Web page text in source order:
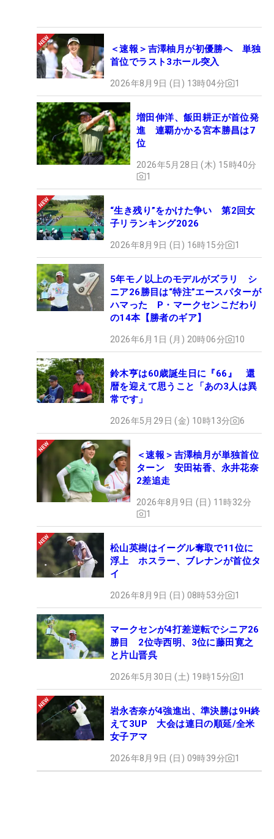
＜速報＞吉澤柚月が初優勝へ 単独
首位でラスト3ホール突入
2026年8月9日 (日) 13時04分 1
増田伸洋、飯田耕正が首位発
進 連覇かかる宮本勝昌は7
位
2026年5月28日 (木) 15時40分
1
“生き残り”をかけた争い 第2回女
子リランキング2026
2026年8月9日 (日) 16時15分 1
5年モノ以上のモデルがズラリ シ
ニア26勝目は“特注”エースパターが
ハマった P・マークセンこだわり
の14本【勝者のギア】
2026年6月1日 (月) 20時06分 10
鈴木亨は60歳誕生日に『66』 還
暦を迎えて思うこと「あの3人は異
常です」
2026年5月29日 (金) 10時13分 6
＜速報＞吉澤柚月が単独首位
ターン 安田祐香、永井花奈
2差追走
2026年8月9日 (日) 11時32分
1
松山英樹はイーグル奪取で11位に
浮上 ホスラー、ブレナンが首位タ
イ
2026年8月9日 (日) 08時53分 1
マークセンが4打差逆転でシニア26
勝目 2位寺西明、3位に藤田寛之
と片山晋呉
2026年5月30日 (土) 19時15分 1
岩永杏奈が4強進出、準決勝は9H終
えて3UP 大会は連日の順延/全米
女子アマ
2026年8月9日 (日) 09時39分 1